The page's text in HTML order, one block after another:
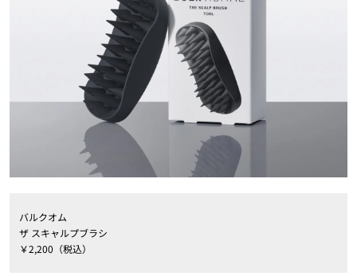
バルクオム
ザ スキャルプブラシ
￥2,200（税込）